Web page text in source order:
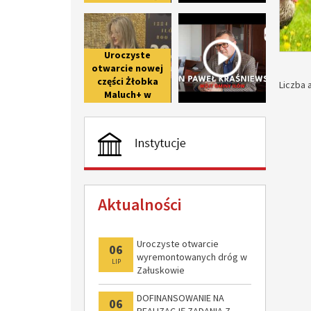
800-lecie pierwszej
wzmianki o Iłowie
Uroczyste otwarcie nowej części
Uroczyste
otwarcie nowej
części Żłobka
Maluch+ w
etapie
modernizacji
Wywiad
Aktualności
06
LIP
Uroczyste otwarcie
wyremontowanych dróg w
Załuskowie
06
DOFINANSOWANIE NA
Liczba